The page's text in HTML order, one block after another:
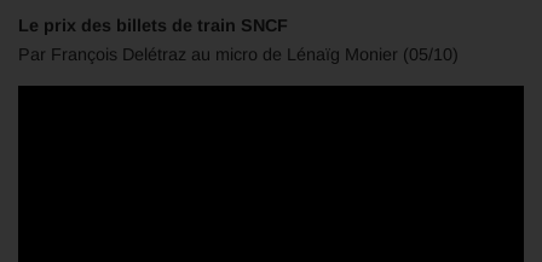
Le prix des billets de train SNCF
Par François Delétraz au micro de Lénaïg Monier (05/10)